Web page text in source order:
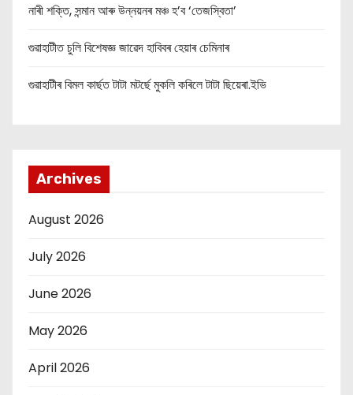
নাৰী শক্তি, সন্মান আৰু উন্নয়নৰ মঞ্চ হ’ব ‘তেজস্বিতা’
গুৱাহাটীত চুলি বিশেষজ্ঞ জাৱেদ হাবিবৰ হেয়াৰ চেমিনাৰ
গুৱাহাটীৰ বিমল কাৰ্ছত টাটা মটৰ্ছে মুকলি কৰিলে টাটা ছিয়েৰা.ইভি
Archives
August 2026
July 2026
June 2026
May 2026
April 2026